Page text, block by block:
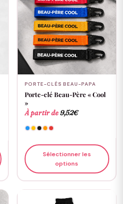
PORTE-CLÉS BEAU-PAPA
Porte-clé Beau-Père « Cool
»
À partir de9,52€
Sélectionner les
options